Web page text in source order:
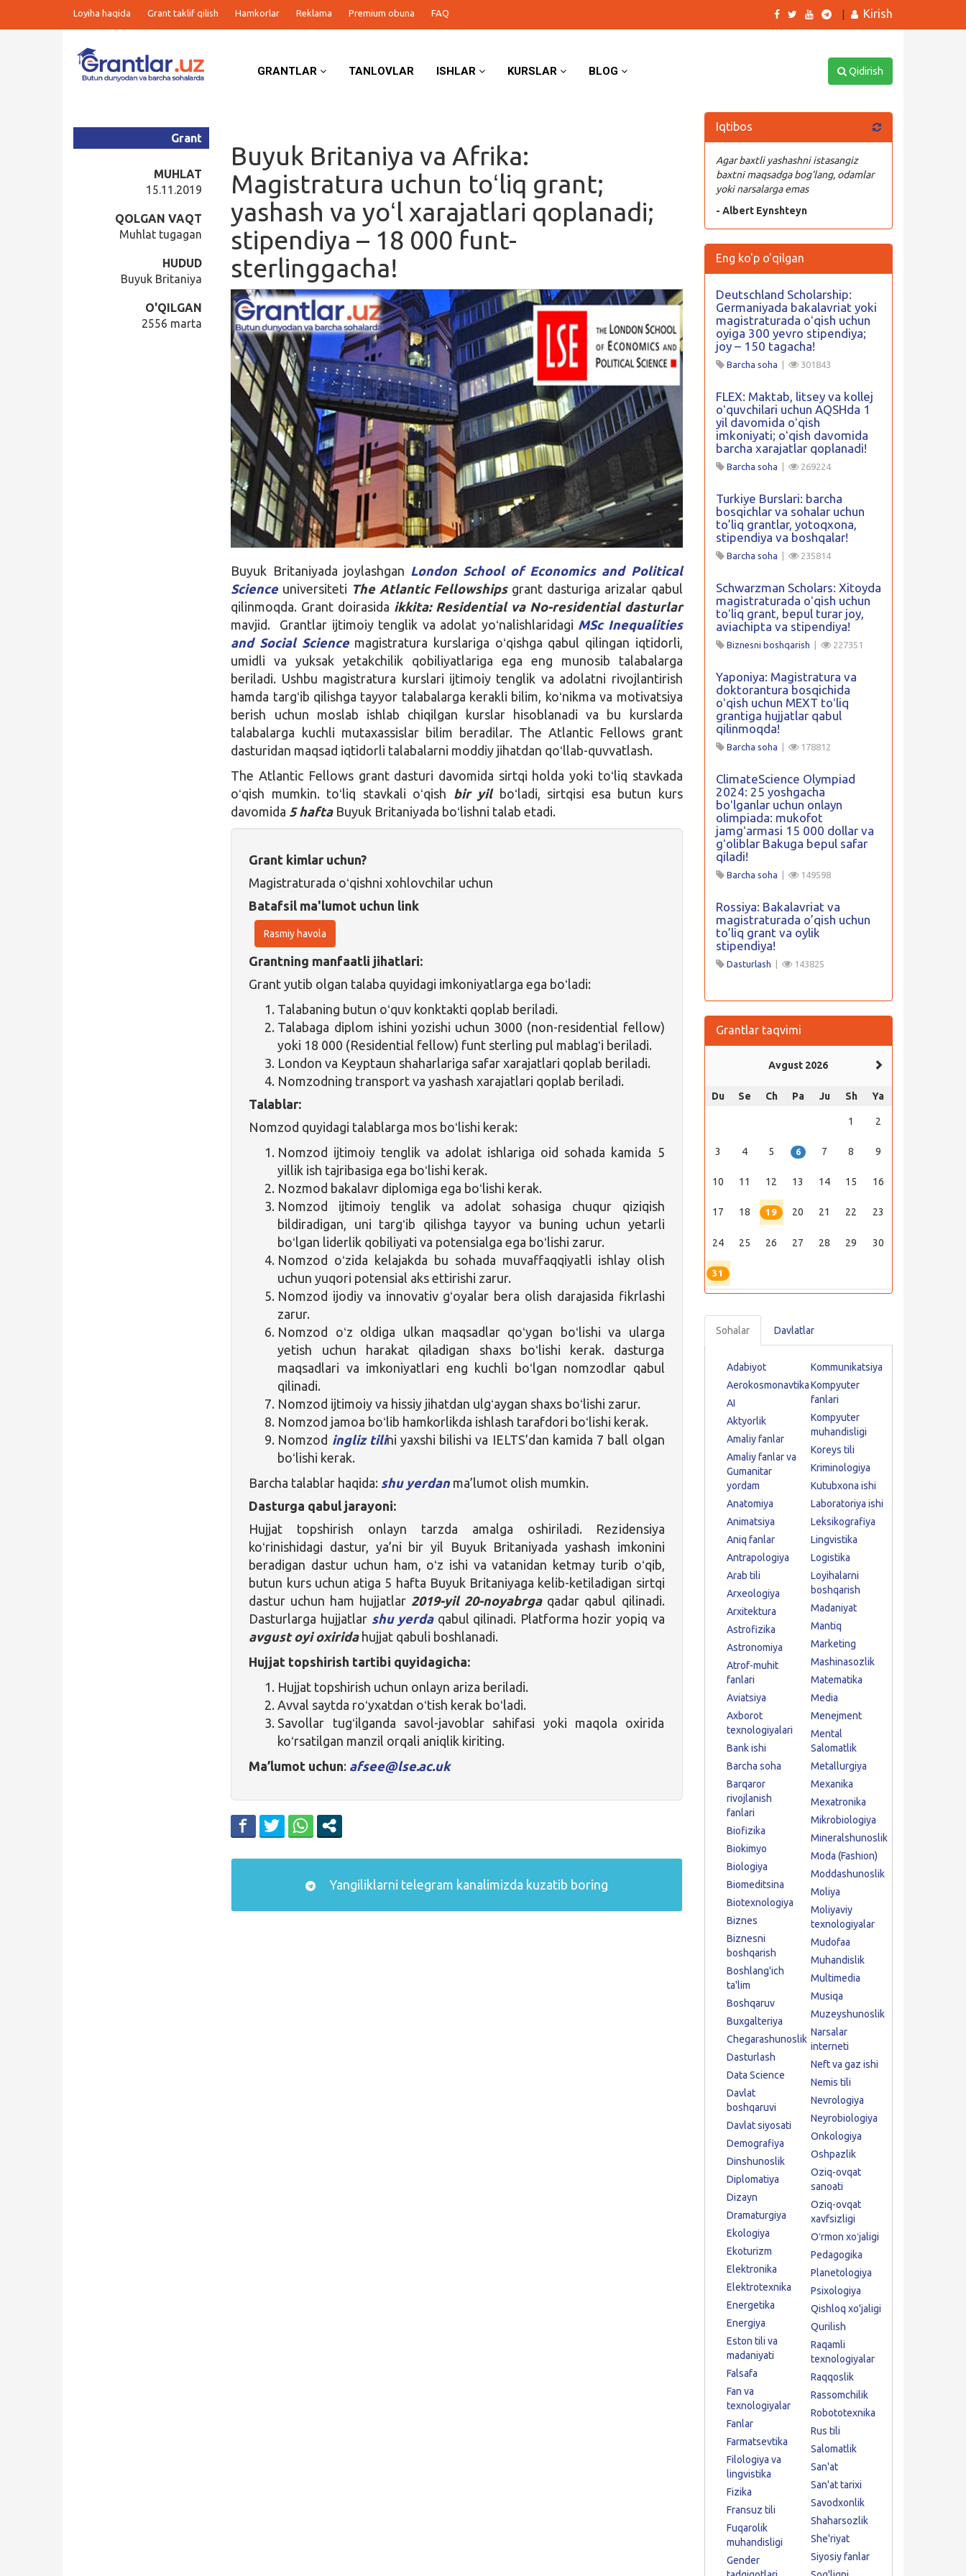
Loyiha haqida Grant taklif qilish Hamkorlar Reklama Premium obuna FAQ Kirish
GRANTLAR TANLOVLAR ISHLAR KURSLAR BLOG Qidirish
Buyuk Britaniya va Afrika:
Magistratura uchun toʻliq grant;
yashash va yoʻl xarajatlari qoplanadi;
stipendiya – 18 000 funt-
sterlinggacha!
Grant
MUHLAT
15.11.2019
QOLGAN VAQT
Muhlat tugagan
HUDUD
Buyuk Britaniya
O'QILGAN
2556 marta
Buyuk Britaniyada joylashgan London School of Economics and Political
Scienceuniversiteti The Atlantic Fellowshipsgrant dasturiga arizalar qabul
qilinmoqda. Grant doirasida ikkita: Residential va No-residential dasturlar
mavjid. Grantlar ijtimoiy tenglik va adolat yoʻnalishlaridagi MSc Inequalities
and Social Science magistratura kurslariga oʻqishga qabul qilingan iqtidorli,
umidli va yuksak yetakchilik qobiliyatlariga ega eng munosib talabalarga
beriladi. Ushbu magistratura kurslari ijtimoiy tenglik va adolatni rivojlantirish
hamda targʻib qilishga tayyor talabalarga kerakli bilim, koʻnikma va motivatsiya
berish uchun moslab ishlab chiqilgan kurslar hisoblanadi va bu kurslarda
talabalarga kuchli mutaxassislar bilim beradilar. The Atlantic Fellows grant
dasturidan maqsad iqtidorli talabalarni moddiy jihatdan qoʻllab-quvvatlash.
The Atlantic Fellows grant dasturi davomida sirtqi holda yoki toʻliq stavkada
oʻqish mumkin. toʻliq stavkali oʻqish bir yilboʻladi, sirtqisi esa butun kurs
davomida 5 haftaBuyuk Britaniyada boʻlishni talab etadi.
Grant kimlar uchun?
Magistraturada oʻqishni xohlovchilar uchun
Batafsil ma'lumot uchun link
Rasmiy havola
Grantning manfaatli jihatlari:
Grant yutib olgan talaba quyidagi imkoniyatlarga ega boʻladi:
Talabaning butun oʻquv konktakti qoplab beriladi.
Talabaga diplom ishini yozishi uchun 3000 (non-residential fellow)
yoki 18 000 (Residential fellow) funt sterling pul mablagʻi beriladi.
London va Keyptaun shaharlariga safar xarajatlari qoplab beriladi.
Nomzodning transport va yashash xarajatlari qoplab beriladi.
Talablar:
Nomzod quyidagi talablarga mos boʻlishi kerak:
Nomzod ijtimoiy tenglik va adolat ishlariga oid sohada kamida 5
yillik ish tajribasiga ega boʻlishi kerak.
Nozmod bakalavr diplomiga ega boʻlishi kerak.
Nomzod ijtimoiy tenglik va adolat sohasiga chuqur qiziqish
bildiradigan, uni targʻib qilishga tayyor va buning uchun yetarli
boʻlgan liderlik qobiliyati va potensialga ega boʻlishi zarur.
Nomzod oʻzida kelajakda bu sohada muvaffaqqiyatli ishlay olish
uchun yuqori potensial aks ettirishi zarur.
Nomzod ijodiy va innovativ gʻoyalar bera olish darajasida fikrlashi
zarur.
Nomzod oʻz oldiga ulkan maqsadlar qoʻygan boʻlishi va ularga
yetish uchun harakat qiladigan shaxs boʻlishi kerak. dasturga
maqsadlari va imkoniyatlari eng kuchli boʻlgan nomzodlar qabul
qilinadi.
Nomzod ijtimoiy va hissiy jihatdan ulgʻaygan shaxs boʻlishi zarur.
Nomzod jamoa boʻlib hamkorlikda ishlash tarafdori boʻlishi kerak.
Nomzod ingliz tilini yaxshi bilishi va IELTS’dan kamida 7 ball olgan
boʻlishi kerak.
Barcha talablar haqida: shu yerdan ma’lumot olish mumkin.
Dasturga qabul jarayoni:
Hujjat topshirish onlayn tarzda amalga oshiriladi. Rezidensiya
koʻrinishidagi dastur, ya’ni bir yil Buyuk Britaniyada yashash imkonini
beradigan dastur uchun ham, oʻz ishi va vatanidan ketmay turib oʻqib,
butun kurs uchun atiga 5 hafta Buyuk Britaniyaga kelib-ketiladigan sirtqi
dastur uchun ham hujjatlar 2019-yil 20-noyabrgaqadar qabul qilinadi.
Dasturlarga hujjatlar shu yerdaqabul qilinadi. Platforma hozir yopiq va
avgust oyi oxiridahujjat qabuli boshlanadi.
Hujjat topshirish tartibi quyidagicha:
Hujjat topshirish uchun onlayn ariza beriladi.
Avval saytda roʻyxatdan oʻtish kerak boʻladi.
Savollar tugʻilganda savol-javoblar sahifasi yoki maqola oxirida
koʻrsatilgan manzil orqali aniqlik kiriting.
Ma’lumot uchun: afsee@lse.ac.uk
Yangiliklarni telegram kanalimizda kuzatib boring
Iqtibos
Agar baxtli yashashni istasangiz
baxtni maqsadga bog’lang, odamlar
yoki narsalarga emas
- Albert Eynshteyn
Eng ko'p o'qilgan
Deutschland Scholarship:
Germaniyada bakalavriat yoki
magistraturada oʻqish uchun
oyiga 300 yevro stipendiya;
joy – 150 tagacha!
Barcha soha 301843
FLEX: Maktab, litsey va kollej
oʻquvchilari uchun AQSHda 1
yil davomida oʻqish
imkoniyati; oʻqish davomida
barcha xarajatlar qoplanadi!
Barcha soha 269224
Turkiye Burslari: barcha
bosqichlar va sohalar uchun
to’liq grantlar, yotoqxona,
stipendiya va boshqalar!
Barcha soha 235814
Schwarzman Scholars: Xitoyda
magistraturada oʻqish uchun
toʻliq grant, bepul turar joy,
aviachipta va stipendiya!
Biznesni boshqarish 227351
Yaponiya: Magistratura va
doktorantura bosqichida
oʻqish uchun MEXT toʻliq
grantiga hujjatlar qabul
qilinmoqda!
Barcha soha 178812
ClimateScience Olympiad
2024: 25 yoshgacha
boʻlganlar uchun onlayn
olimpiada: mukofot
jamgʻarmasi 15 000 dollar va
gʻoliblar Bakuga bepul safar
qiladi!
Barcha soha 149598
Rossiya: Bakalavriat va
magistraturada o’qish uchun
to’liq grant va oylik
stipendiya!
Dasturlash 143825
Grantlar taqvimi
Avgust 2026
Du Se Ch Pa Ju Sh Ya
1 2
3 4 5 6 7 8 9
10 11 12 13 14 15 16
17 18 19 20 21 22 23
24 25 26 27 28 29 30
31
Sohalar Davlatlar
Adabiyot
Aerokosmonavtika
AI
Aktyorlik
Amaliy fanlar
Amaliy fanlar va
Gumanitar
yordam
Anatomiya
Animatsiya
Aniq fanlar
Antrapologiya
Arab tili
Arxeologiya
Arxitektura
Astrofizika
Astronomiya
Atrof-muhit
fanlari
Aviatsiya
Axborot
texnologiyalari
Bank ishi
Barcha soha
Barqaror
rivojlanish
fanlari
Biofizika
Biokimyo
Biologiya
Biomeditsina
Biotexnologiya
Biznes
Biznesni
boshqarish
Boshlang'ich
ta'lim
Boshqaruv
Buxgalteriya
Chegarashunoslik
Dasturlash
Data Science
Davlat
boshqaruvi
Davlat siyosati
Demografiya
Dinshunoslik
Diplomatiya
Dizayn
Dramaturgiya
Ekologiya
Ekoturizm
Elektronika
Elektrotexnika
Energetika
Energiya
Eston tili va
madaniyati
Falsafa
Fan va
texnologiyalar
Fanlar
Farmatsevtika
Filologiya va
lingvistika
Fizika
Fransuz tili
Fuqarolik
muhandisligi
Gender
Kommunikatsiya
Kompyuter
fanlari
Kompyuter
muhandisligi
Koreys tili
Kriminologiya
Kutubxona ishi
Laboratoriya ishi
Leksikografiya
Lingvistika
Logistika
Loyihalarni
boshqarish
Madaniyat
Mantiq
Marketing
Mashinasozlik
Matematika
Media
Menejment
Mental
Salomatlik
Metallurgiya
Mexanika
Mexatronika
Mikrobiologiya
Mineralshunoslik
Moda (Fashion)
Moddashunoslik
Moliya
Moliyaviy
texnologiyalar
Mudofaa
Muhandislik
Multimedia
Musiqa
Muzeyshunoslik
Narsalar
interneti
Neft va gaz ishi
Nemis tili
Nevrologiya
Neyrobiologiya
Onkologiya
Oshpazlik
Oziq-ovqat
sanoati
Oziq-ovqat
xavfsizligi
Oʻrmon xoʻjaligi
Pedagogika
Planetologiya
Psixologiya
Qishloq xo'jaligi
Qurilish
Raqamli
texnologiyalar
Raqqoslik
Rassomchilik
Robototexnika
Rus tili
Salomatlik
San'at
San'at tarixi
Savodxonlik
Shaharsozlik
She'riyat
Siyosiy fanlar